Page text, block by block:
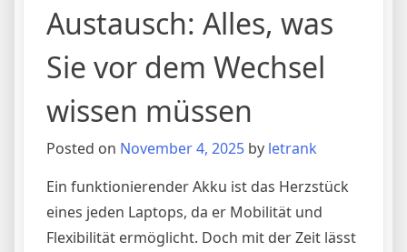
Austausch: Alles, was
Sie vor dem Wechsel
wissen müssen
Posted on November 4, 2025 by letrank
Ein funktionierender Akku ist das Herzstück
eines jeden Laptops, da er Mobilität und
Flexibilität ermöglicht. Doch mit der Zeit lässt